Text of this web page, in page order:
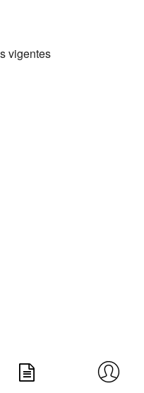
vigentes